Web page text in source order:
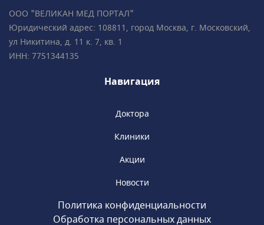
систем, элайнеров, съемных и несъемных
ортодонтических аппаратов.Все
специалисты клиники обладают
многолетним опытом успешной работы
и современным взглядом на медицину.
ООО "ВЕЛИКАН МЕД ПОРТАЛ"
Юридический адрес: 108811, город Москва, г. Московский,
ул Никитина, д. 11 к. 7, кв. 1
ИНН: 7751344135
Навигация
Доктора
Клиники
Акции
Новости
Политика конфиденциальности
Обработка персональных данных